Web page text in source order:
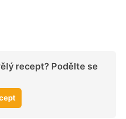
recept? Podělte se